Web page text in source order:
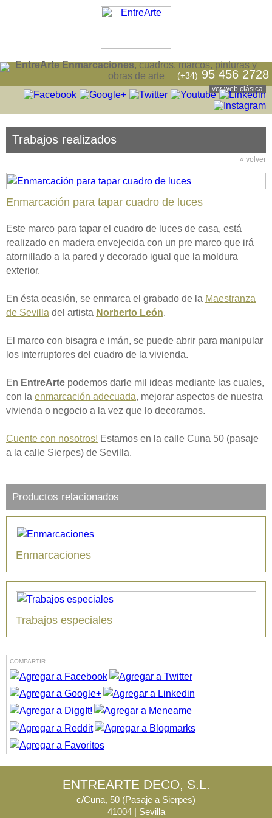
EntreArte Enmarcaciones, cuadros, marcos, pinturas y
obras de arte
ver web clásica
(+34) 95 456 2728
Trabajos realizados
« volver
Enmarcación para tapar cuadro de luces
Este marco para tapar el cuadro de luces de casa, está
realizado en madera envejecida con un pre marco que irá
atornillado a la pared y decorado igual que la moldura
exterior.
En ésta ocasión, se enmarca el grabado de la Maestranza
de Sevilla del artista Norberto León.
El marco con bisagra e imán, se puede abrir para manipular
los interruptores del cuadro de la vivienda.
En EntreArte podemos darle mil ideas mediante las cuales,
con la enmarcación adecuada, mejorar aspectos de nuestra
vivienda o negocio a la vez que lo decoramos.
Cuente con nosotros! Estamos en la calle Cuna 50 (pasaje
a la calle Sierpes) de Sevilla.
Productos relacionados
Enmarcaciones
Trabajos especiales
COMPARTIR
ENTREARTE DECO, S.L.
c/Cuna, 50 (Pasaje a Sierpes)
41004 | Sevilla